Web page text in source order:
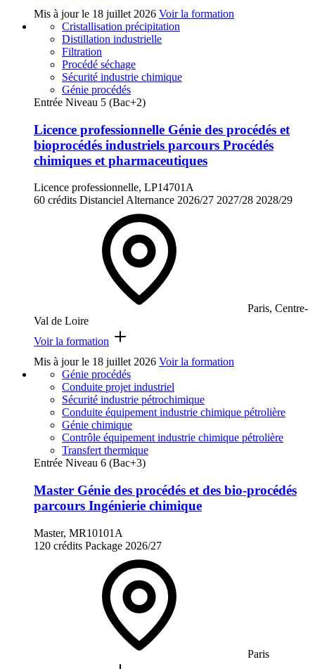
Mis à jour le 18 juillet 2026 Voir la formation
Cristallisation précipitation
Distillation industrielle
Filtration
Procédé séchage
Sécurité industrie chimique
Génie procédés
Entrée Niveau 5 (Bac+2)
Licence professionnelle Génie des procédés et
bioprocédés industriels parcours Procédés
chimiques et pharmaceutiques
Licence professionnelle, LP14701A
60 crédits Distanciel Alternance 2026/27 2027/28 2028/29
Paris, Centre-
Val de Loire
Voir la formation
Mis à jour le 18 juillet 2026 Voir la formation
Génie procédés
Conduite projet industriel
Sécurité industrie pétrochimique
Conduite équipement industrie chimique pétrolière
Génie chimique
Contrôle équipement industrie chimique pétrolière
Transfert thermique
Entrée Niveau 6 (Bac+3)
Master Génie des procédés et des bio-procédés
parcours Ingénierie chimique
Master, MR10101A
120 crédits Package 2026/27
Paris